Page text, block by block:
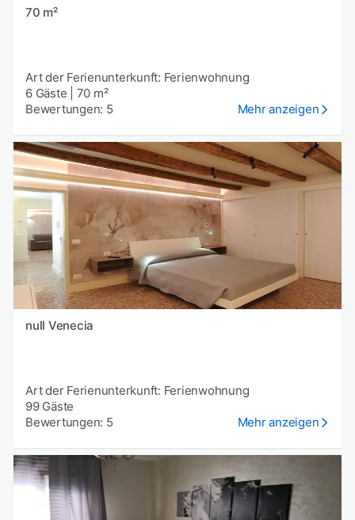
70 m²
Art der Ferienunterkunft: Ferienwohnung
6 Gäste
70 m²
Bewertungen: 5
Mehr anzeigen
null Venecia
Art der Ferienunterkunft: Ferienwohnung
99 Gäste
Bewertungen: 5
Mehr anzeigen